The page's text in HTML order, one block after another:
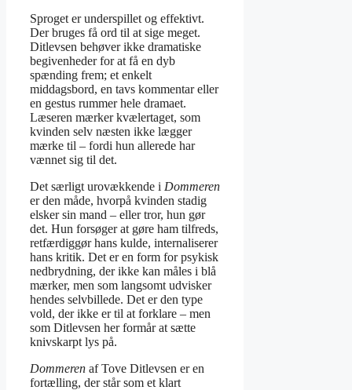
Sproget er underspillet og effektivt.
Der bruges få ord til at sige meget.
Ditlevsen behøver ikke dramatiske
begivenheder for at få en dyb
spænding frem; et enkelt
middagsbord, en tavs kommentar eller
en gestus rummer hele dramaet.
Læseren mærker kvælertaget, som
kvinden selv næsten ikke lægger
mærke til – fordi hun allerede har
vænnet sig til det.
Det særligt urovækkende i Dommeren
er den måde, hvorpå kvinden stadig
elsker sin mand – eller tror, hun gør
det. Hun forsøger at gøre ham tilfreds,
retfærdiggør hans kulde, internaliserer
hans kritik. Det er en form for psykisk
nedbrydning, der ikke kan måles i blå
mærker, men som langsomt udvisker
hendes selvbillede. Det er den type
vold, der ikke er til at forklare – men
som Ditlevsen her formår at sætte
knivskarpt lys på.
Dommeren af Tove Ditlevsen er en
fortælling, der står som et klart